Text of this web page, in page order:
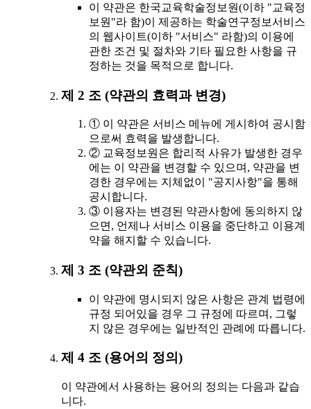
이 약관은 한국교육학술정보원(이하 "교육정
보원"라 함)이 제공하는 학술연구정보서비스
의 웹사이트(이하 "서비스" 라함)의 이용에
관한 조건 및 절차와 기타 필요한 사항을 규
정하는 것을 목적으로 합니다.
제 2 조 (약관의 효력과 변경)
① 이 약관은 서비스 메뉴에 게시하여 공시함
으로써 효력을 발생합니다.
② 교육정보원은 합리적 사유가 발생한 경우
에는 이 약관을 변경할 수 있으며, 약관을 변
경한 경우에는 지체없이 "공지사항"을 통해
공시합니다.
③ 이용자는 변경된 약관사항에 동의하지 않
으면, 언제나 서비스 이용을 중단하고 이용계
약을 해지할 수 있습니다.
제 3 조 (약관외 준칙)
이 약관에 명시되지 않은 사항은 관계 법령에
규정 되어있을 경우 그 규정에 따르며, 그렇
지 않은 경우에는 일반적인 관례에 따릅니다.
제 4 조 (용어의 정의)
이 약관에서 사용하는 용어의 정의는 다음과 같습
니다.